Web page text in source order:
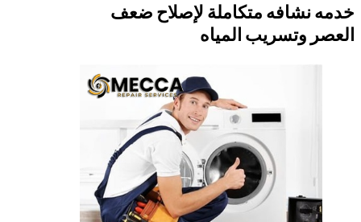
خدمه نشافه متكاملة لإصلاح ضعف
العصر وتسريب المياه